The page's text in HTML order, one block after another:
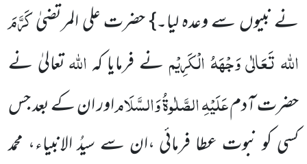
نے نبیوں سے وعدہ لیا۔} حضرت علی المرتضیٰکَرَّمَ
اللہ تَعَالٰی وَجْہَہُ الْکَرِیْمنے فرمایا کہاللہتعالیٰ نے
حضرت آدمعَلَیْہِ الصَّلٰوۃُ وَالسَّلَاماور ان کے بعد جس
کسی کو نبوت عطا فرمائی ،ان سے سیدُ الانبیاء، محمد